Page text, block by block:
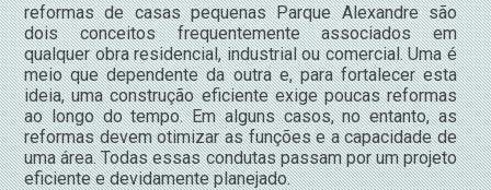
reformas de casas pequenas Parque Alexandre são
dois conceitos frequentemente associados em
qualquer obra residencial, industrial ou comercial. Uma é
meio que dependente da outra e, para fortalecer esta
ideia, uma construção eficiente exige poucas reformas
ao longo do tempo. Em alguns casos, no entanto, as
reformas devem otimizar as funções e a capacidade de
uma área. Todas essas condutas passam por um projeto
eficiente e devidamente planejado.